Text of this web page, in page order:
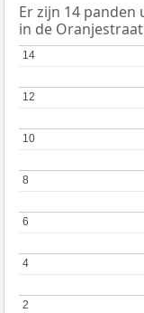
Er zijn 14
in de
2
2
4
4
6
6
8
8
10
10
12
12
14
14